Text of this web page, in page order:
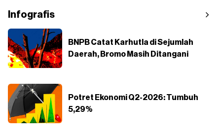
Infografis
BNPB Catat Karhutla di Sejumlah
Daerah, Bromo Masih Ditangani
Potret Ekonomi Q2-2026: Tumbuh
5,29%